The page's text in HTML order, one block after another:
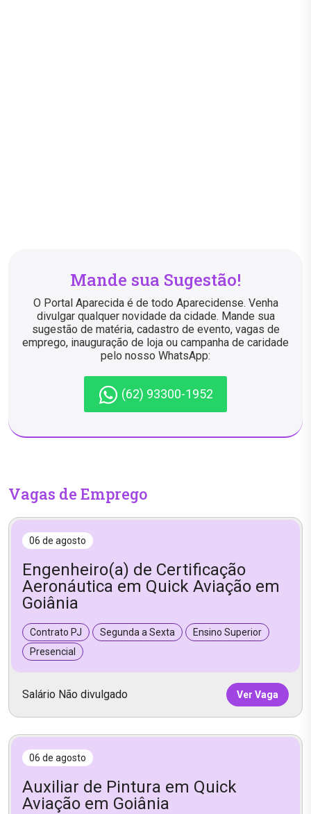
Mande sua Sugestão!
O Portal Aparecida é de todo Aparecidense. Venha
divulgar qualquer novidade da cidade. Mande sua
sugestão de matéria, cadastro de evento, vagas de
emprego, inauguração de loja ou campanha de caridade
pelo nosso WhatsApp:
(62) 93300-1952
Vagas de Emprego
06 de agosto
Engenheiro(a) de Certificação
Aeronáutica em Quick Aviação em
Goiânia
Contrato PJ Segunda a Sexta
Ensino Superior
Presencial
Salário Não divulgado Ver Vaga
06 de agosto
Auxiliar de Pintura em Quick
Aviação em Goiânia